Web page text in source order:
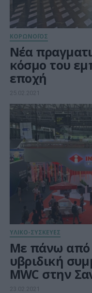
ΚΟΡΩΝΟΪΟΣ
Νέα
κόσμο του
εποχή
25.02.2021
ΥΛΙΚΟ-ΣΥΣΚΕΥΕΣ
Με πάνω από
υβριδική
MWC στην
23.02.2021